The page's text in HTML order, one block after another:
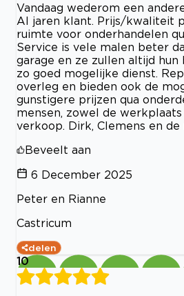
Vandaag wederom een
Al jaren klant. Prijs/kwaliteit
ruimte voor onderhandelen
Service is vele malen beter
garage en ze zullen altijd hun
zo goed mogelijke dienst.
overleg en bieden ook de
gunstigere prijzen qua
mensen, zowel de
verkoop. Dirk, Clemens en
Beveelt aan
6 December 2025
Peter en Rianne
Castricum
delen
10